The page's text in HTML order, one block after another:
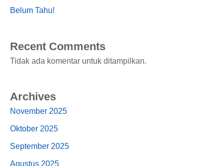
Belum Tahu!
Recent Comments
Tidak ada komentar untuk ditampilkan.
Archives
November 2025
Oktober 2025
September 2025
Agustus 2025